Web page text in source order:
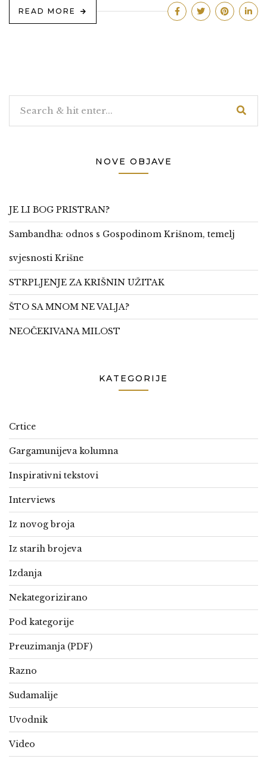
READ MORE
NOVE OBJAVE
JE LI BOG PRISTRAN?
Sambandha: odnos s Gospodinom Krišnom, temelj
svjesnosti Krišne
STRPLJENJE ZA KRIŠNIN UŽITAK
ŠTO SA MNOM NE VALJA?
NEOČEKIVANA MILOST
KATEGORIJE
Crtice
Gargamunijeva kolumna
Inspirativni tekstovi
Interviews
Iz novog broja
Iz starih brojeva
Izdanja
Nekategorizirano
Pod kategorije
Preuzimanja (PDF)
Razno
Sudamalije
Uvodnik
Video